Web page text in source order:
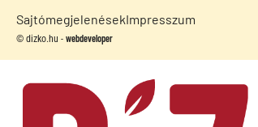
SajtómegjelenésekImpresszum
© dizko.hu - webdeveloper